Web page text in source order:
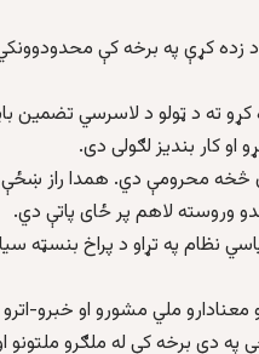
د زده کړې په برخه کې
ته د ټولو د لاسرسي تضمين
او کار بنديز لګولی دی.
څخه محرومې دي. همدا راز
وروسته لاهم پر ځای پاتې دي.
نظام په تړاو د پراخ بنسټه
معنادارو ملي مشورو او خبرو-
په دې برخه کې له ملګرو ملتونو